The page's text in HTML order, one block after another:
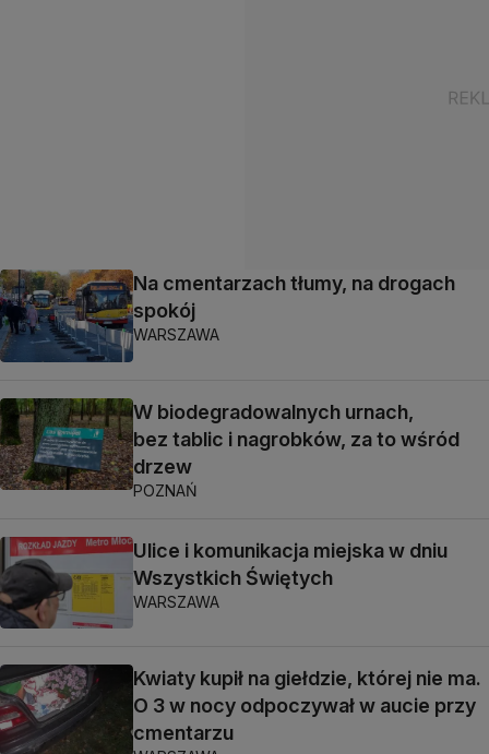
Na cmentarzach tłumy, na drogach
spokój
WARSZAWA
W biodegradowalnych urnach,
bez tablic i nagrobków, za to wśród
drzew
POZNAŃ
Ulice i komunikacja miejska w dniu
Wszystkich Świętych
WARSZAWA
Kwiaty kupił na giełdzie, której nie ma.
O 3 w nocy odpoczywał w aucie przy
cmentarzu